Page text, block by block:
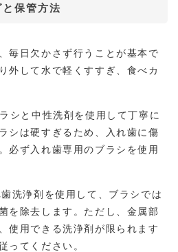
保管方法
毎日欠かさず行うことが基本で
外して水で軽くすすぎ、食べカ
シと中性洗剤を使用して丁寧に
シは硬すぎるため、入れ歯に傷
必ず入れ歯専用のブラシを使用
洗浄剤を使用して、ブラシでは
を除去します。ただし、金属部
使用できる洗浄剤が限られます
ってください。